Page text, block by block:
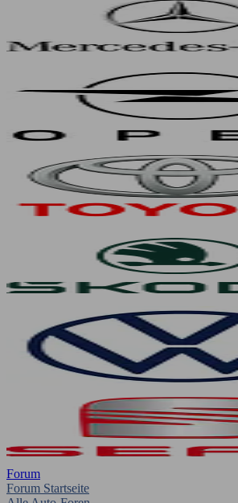
Forum
Forum Startseite